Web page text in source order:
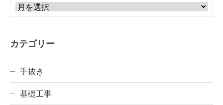
カテゴリー
手抜き
基礎工事